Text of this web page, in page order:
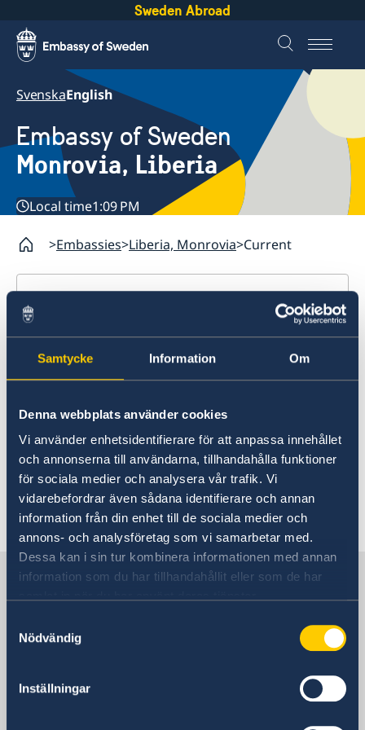
Samtycke Information Om
Denna webbplats använder cookies
Vi använder enhetsidentifierare för att anpassa innehållet
och annonserna till användarna, tillhandahålla funktioner
för sociala medier och analysera vår trafik. Vi
vidarebefordrar även sådana identifierare och annan
information från din enhet till de sociala medier och
annons- och analysföretag som vi samarbetar med.
Dessa kan i sin tur kombinera informationen med annan
information som du har tillhandahållit eller som de har
Nödvändig
Inställningar
Sweden Abroad
SvenskaEnglish
Embassy of Sweden
Monrovia, Liberia
Local time1:09 PM
Embassies Liberia, Monrovia Current
Liberia, Monrovia
About us
Ambassador
Facts on Liberia
Sweden’s Development Cooperation
Sweden supports respect for SRHR in Liberia
Non-Acceptance of Corruption
Doing business in Liberia
Travelling to Sweden
Current
Current News
Embassy closed
Current
from and on the Embassy, like for
instance current
activities/engagements, information
on closing of the Embassy on public
holidays, etc.
Sweden in Liberia, Monrovia
Embassy
LCL Compound